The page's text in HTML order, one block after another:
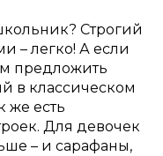
Строгий
– легко! А если
предложить
в классическом
же есть
Для девочек
– и сарафаны,